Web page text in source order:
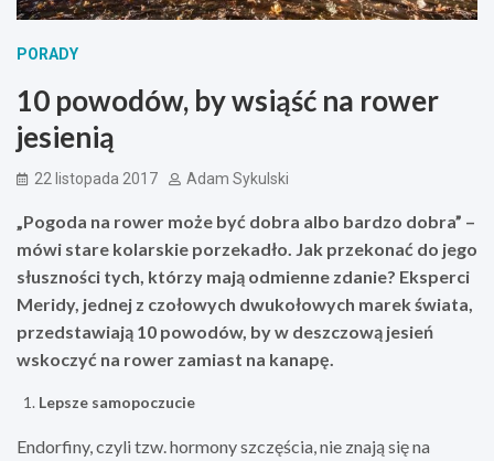
PORADY
10 powodów, by wsiąść na rower
jesienią
22 listopada 2017 Adam Sykulski
„Pogoda na rower może być dobra albo bardzo dobra” –
mówi stare kolarskie porzekadło. Jak przekonać do jego
słuszności tych, którzy mają odmienne zdanie? Eksperci
Meridy, jednej z czołowych dwukołowych marek świata,
przedstawiają 10 powodów, by w deszczową jesień
wskoczyć na rower zamiast na kanapę.
Lepsze samopoczucie
Endorfiny, czyli tzw. hormony szczęścia, nie znają się na